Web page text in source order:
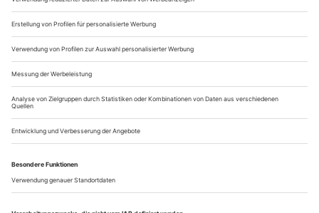
Schreiben ist Arbeit. Aber da ich mich weder um meine Mails
noch um die Bürokratie kümmerte, keine Telefonate führte,
hier...
Überraschungsgast Jesus
Steffen Link «Der Verein» (U) im Schauspielhaus Wien
Steffen Link ist in einer freichristlichen Gemeinde
aufgewachsen, die seine Eltern mitgegründet haben. Jetzt hat
er darüber ein Stück geschrieben. Nach einigen in Co-
Autorschaft entstandenen Projekten legt der 1989 geborene
Schauspieler, Ensemblemitglied am Münchner Volkstheater,